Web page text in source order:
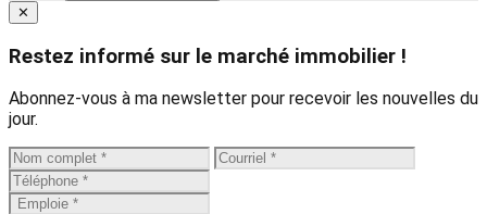
Close
✕
Restez informé sur le marché immobilier !
Abonnez-vous à ma newsletter pour recevoir les nouvelles du
jour.